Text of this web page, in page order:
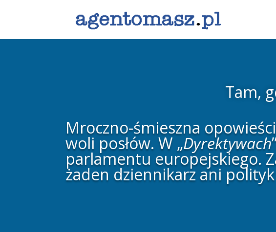
Tam,
Mroczno-śmieszna
woli posłów. W „Dyrektywach
parlamentu europejskiego.
żaden dziennikarz ani